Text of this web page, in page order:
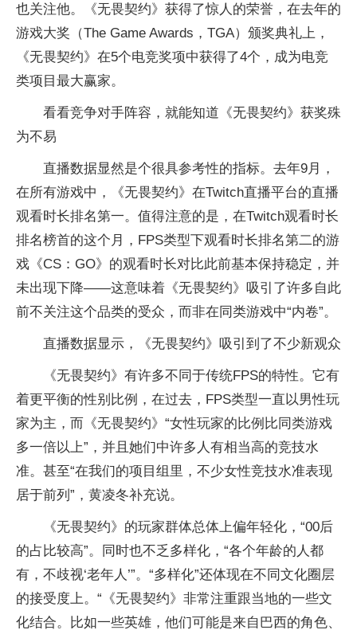
也关注他。《无畏契约》获得了惊人的荣誉，在去年的
游戏大奖（The Game Awards，TGA）颁奖典礼上，
《无畏契约》在5个电竞奖项中获得了4个，成为电竞
类项目最大赢家。
看看竞争对手阵容，就能知道《无畏契约》获奖殊
为不易
直播数据显然是个很具参考性的指标。去年9月，
在所有游戏中，《无畏契约》在Twitch直播平台的直播
观看时长排名第一。值得注意的是，在Twitch观看时长
排名榜首的这个月，FPS类型下观看时长排名第二的游
戏《CS：GO》的观看时长对比此前基本保持稳定，并
未出现下降——这意味着《无畏契约》吸引了许多自此
前不关注这个品类的受众，而非在同类游戏中“内卷”。
直播数据显示，《无畏契约》吸引到了不少新观众
《无畏契约》有许多不同于传统FPS的特性。它有
着更平衡的性别比例，在过去，FPS类型一直以男性玩
家为主，而《无畏契约》“女性玩家的比例比同类游戏
多一倍以上”，并且她们中许多人有相当高的竞技水
准。甚至“在我们的项目组里，不少女性竞技水准表现
居于前列”，黄凌冬补充说。
《无畏契约》的玩家群体总体上偏年轻化，“00后
的占比较高”。同时也不乏多样化，“各个年龄的人都
有，不歧视‘老年人’”。“多样化”还体现在不同文化圈层
的接受度上。“《无畏契约》非常注重跟当地的一些文
化结合。比如一些英雄，他们可能是来自巴西的角色、